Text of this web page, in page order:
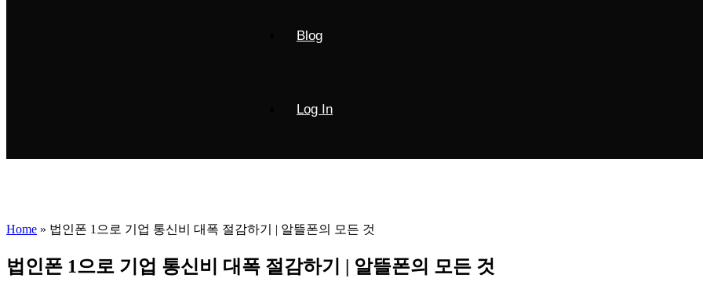
Blog
Log In
Home » 법인폰 1으로 기업 통신비 대폭 절감하기 | 알뜰폰의 모든 것
법인폰 1으로 기업 통신비 대폭 절감하기 | 알뜰폰의 모든 것